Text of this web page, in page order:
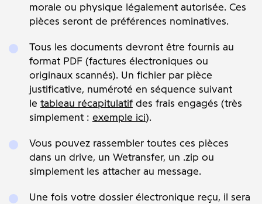
morale ou physique légalement autorisée. Ces
pièces seront de préférences nominatives.
Tous les documents devront être fournis au
format PDF (factures électroniques ou
originaux scannés). Un fichier par pièce
justificative, numéroté en séquence suivant
le tableau récapitulatif des frais engagés (très
simplement : exemple ici).
Vous pouvez rassembler toutes ces pièces
dans un drive, un Wetransfer, un .zip ou
simplement les attacher au message.
Une fois votre dossier électronique reçu, il sera